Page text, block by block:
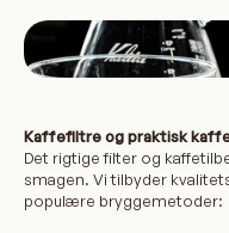
Kaffefiltre og praktisk
Det rigtige filter og
smagen. Vi tilbyder
populære bryggemetoder: